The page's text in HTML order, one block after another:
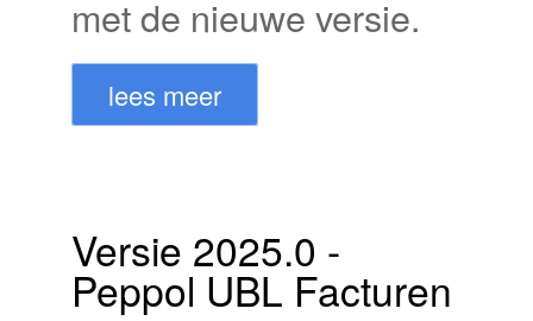
met de nieuwe versie.
lees meer
Versie 2025.0 -
Peppol UBL Facturen